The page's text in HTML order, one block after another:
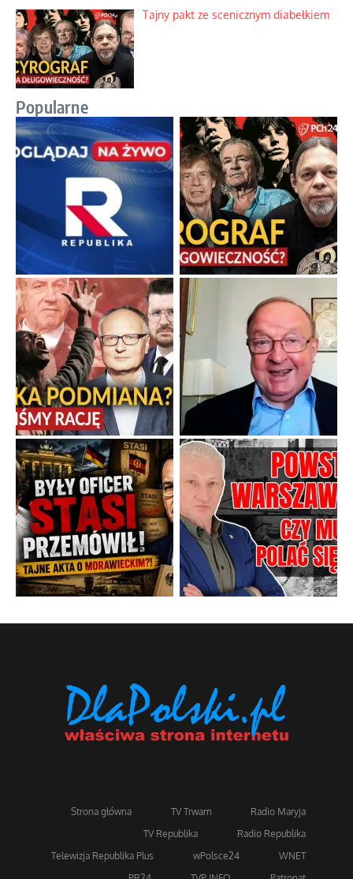
Tajny pakt ze scenicznym diabełkiem
Popularne
Strona główna TV Trwam
Radio Maryja
TV Republika
Radio Republika
Telewizja Republika Plus
wPolsce24
WNET